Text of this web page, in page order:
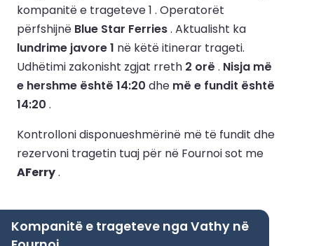
kompanitë e trageteve 1 . Operatorët
përfshijnë Blue Star Ferries. Aktualisht ka
lundrime javore 1 në këtë itinerar trageti.
Udhëtimi zakonisht zgjat rreth 2 orë . Nisja më
e hershme është 14:20 dhe më e fundit është
14:20 .
Kontrolloni disponueshmërinë më të fundit dhe
rezervoni tragetin tuaj për në Fournoi sot me
AFerry.
Kompanitë e trageteve nga Vathy në